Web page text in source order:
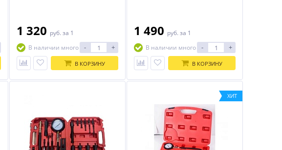
1 320 руб. за 1
В наличии много
- +
В КОРЗИНУ
1 490 руб. за 1
В наличии много
- +
В КОРЗИНУ
ХИТ